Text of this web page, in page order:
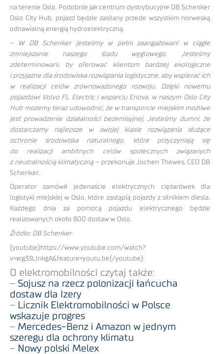
na terenie Oslo. Podobnie jak centrum dystrybucyjne DB Schenker
Oslo City Hub, pojazd będzie zasilany przede wszystkim norweską
odnawialną energią hydroelektryczną.
–
W DB Schenker jesteśmy w pełni zaangażowani w ciągłe
zmniejszanie naszego śladu węglowego. Jesteśmy
zdeterminowani, by oferować klientom bardziej ekologiczne
i przyjazne dla środowiska rozwiązania logistyczne, aby wspierać ich
w realizacji celów zrównoważonego rozwoju. Dzięki nowemu
pojazdowi Volvo FL Electric i wsparciu Enova, w naszym Oslo City
Hub możemy teraz udowodnić, że w transporcie miejskim możliwe
jest prowadzenie działalności bezemisyjnej. Jesteśmy dumni, że
dostarczamy najlepsze w swojej klasie rozwiązania służące
ochronie środowiska naturalnego, które przyczyniają się
do realizacji ambitnych celów społecznych związanych
z neutralnością klimatyczną– przekonuje Jochen Thewes, CEO DB
Schenker.
Operator zamówił jedenaście elektrycznych ciężarówek dla
logistyki miejskiej w Oslo, które zastąpią pojazdy z silnikiem diesla.
Każdego dnia za pomocą pojazdu elektrycznego będzie
realizowanych około 800 dostaw w Oslo.
Źródło: DB Schenker
{youtube}https://www.youtube.com/watch?
v=xrg33LlnkgA&feature=youtu.be{/youtube}
O elektromobilności czytaj także:
– Sojusz na rzecz polonizacji łańcucha
dostaw dla Izery
– Licznik Elektromobilności w Polsce
wskazuje progres
– Mercedes-Benz i Amazon w jednym
szeregu dla ochrony klimatu
– Nowy polski Melex